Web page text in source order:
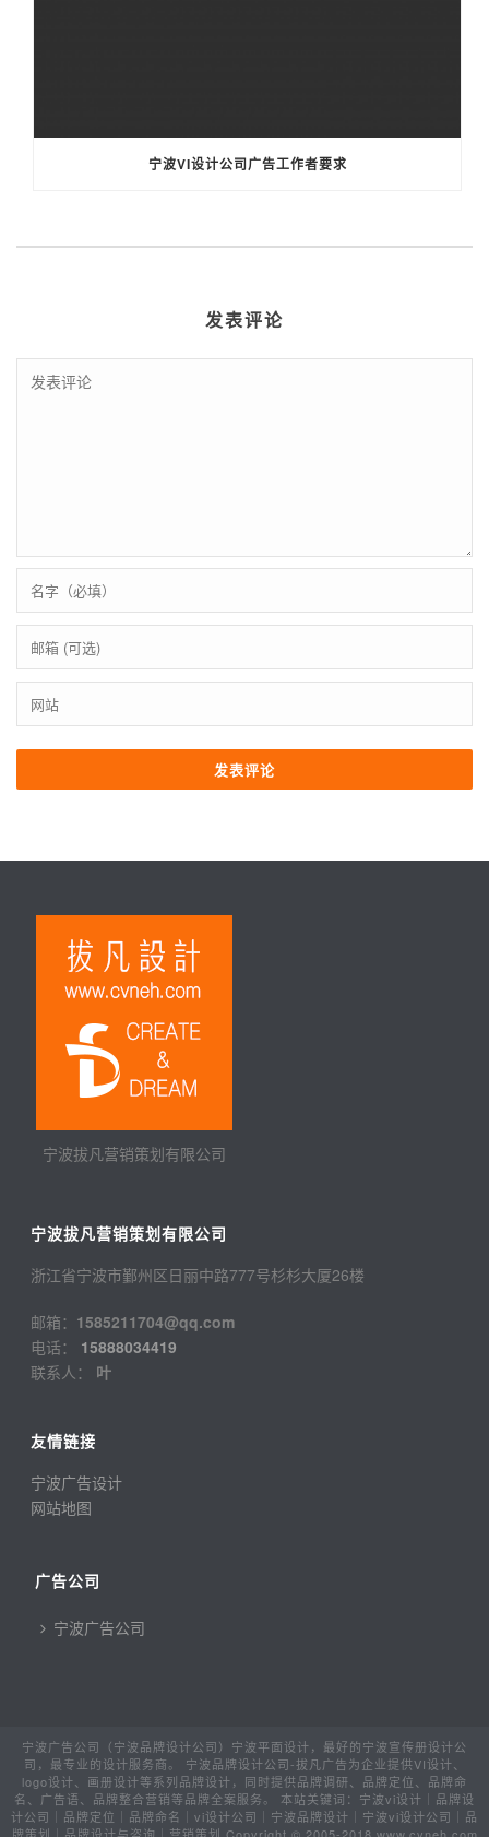
宁波VI设计公司广告工作者要求
发表评论
宁波拔凡营销策划有限公司
宁波拔凡营销策划有限公司
浙江省宁波市鄞州区日丽中路777号杉杉大厦26楼
邮箱： 1585211704@qq.com
电话：
15888034419
联系人： 叶
友情链接
宁波广告设计
网站地图
广告公司
宁波广告公司
宁波广告公司（宁波品牌设计公司）宁波平面设计，最好的宁波宣传册设计公
司，最专业的设计服务商。 宁波品牌设计公司-拔凡广告为企业提供VI设计、
logo设计、画册设计等系列品牌设计，同时提供品牌调研、品牌定位、品牌命
名、广告语、品牌整合营销等品牌全案服务。 本站关键词：宁波vi设计｜品牌设
计公司｜品牌定位｜品牌命名｜vi设计公司｜宁波品牌设计｜宁波vi设计公司｜品